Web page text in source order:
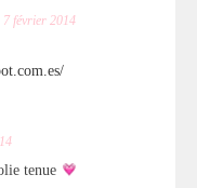
7 février 2014
tenue